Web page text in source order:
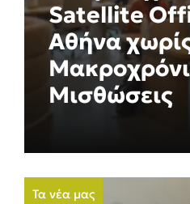
Satellite
Αθήνα
Μισθώσεις
Τα νέα μας